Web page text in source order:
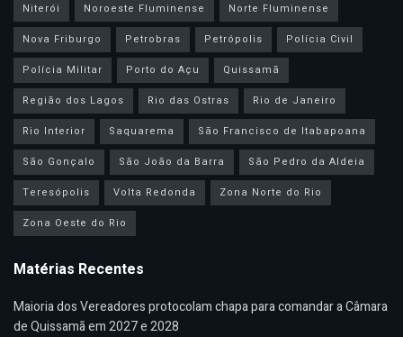
Niterói
Noroeste Fluminense
Norte Fluminense
Nova Friburgo
Petrobras Petrópolis
Polícia Civil
Polícia Militar
Porto do Açu
Quissamã
Região dos Lagos
Rio das Ostras
Rio de Janeiro
Rio Interior
Saquarema
São Francisco de Itabapoana
São Gonçalo
São João da Barra
São Pedro da Aldeia
Teresópolis
Volta Redonda
Zona Norte do Rio
Zona Oeste do Rio
Matérias Recentes
Maioria dos Vereadores protocolam chapa para comandar a Câmara
de Quissamã em 2027 e 2028